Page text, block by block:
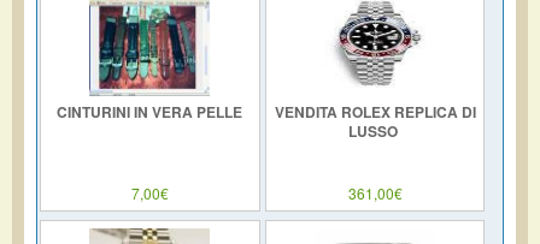
CINTURINI IN VERA PELLE
7,00€
VENDITA ROLEX REPLICA DI
LUSSO
361,00€